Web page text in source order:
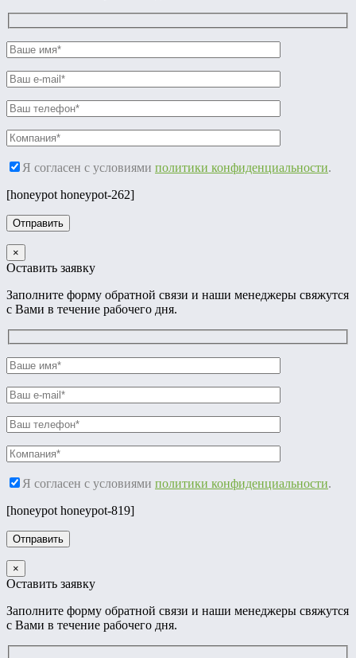
Я согласен с условиями политики конфиденциальности.
[honeypot honeypot-262]
×
Оставить заявку
Заполните форму обратной связи и наши менеджеры свяжутся
с Вами в течение рабочего дня.
Я согласен с условиями политики конфиденциальности.
[honeypot honeypot-819]
×
Оставить заявку
Заполните форму обратной связи и наши менеджеры свяжутся
с Вами в течение рабочего дня.